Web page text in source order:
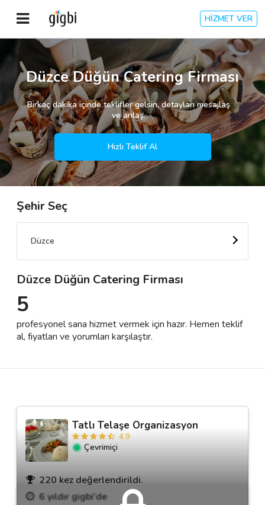
HİZMET VER
Anasayfa
Giriş Yap
Kayıt Ol
Kategoriler
🎈 Biz Kimiz?
🌟 Müşteri Değerlendirmeleri
Destek
İletişim
Düzce Düğün Catering Firması
Birkaç dakika içinde teklifler gelsin, detayları mesajlaş
ve anlaş.
Hızlı Teklif Al
Şehir Seç
Düzce
Düzce Düğün Catering Firması
5
profesyonel sana hizmet vermek için hazır. Hemen teklif
al, fiyatları ve yorumları karşılaştır.
Tatlı Telaşe Organizasyon
4.9
Çevrimiçi
220 kez değerlendirildi.
6 yıldır gigbi'de